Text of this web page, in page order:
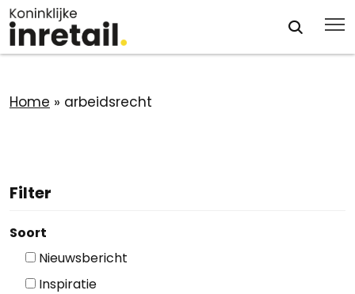
Home » arbeidsrecht
Filter
Soort
Nieuwsbericht
Inspiratie